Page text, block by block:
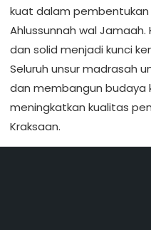
kuat dalam pembentukan
Ahlussunnah wal
dan solid menjadi kunci
Seluruh unsur madrasah
dan membangun budaya
meningkatkan kualitas
Kraksaan.